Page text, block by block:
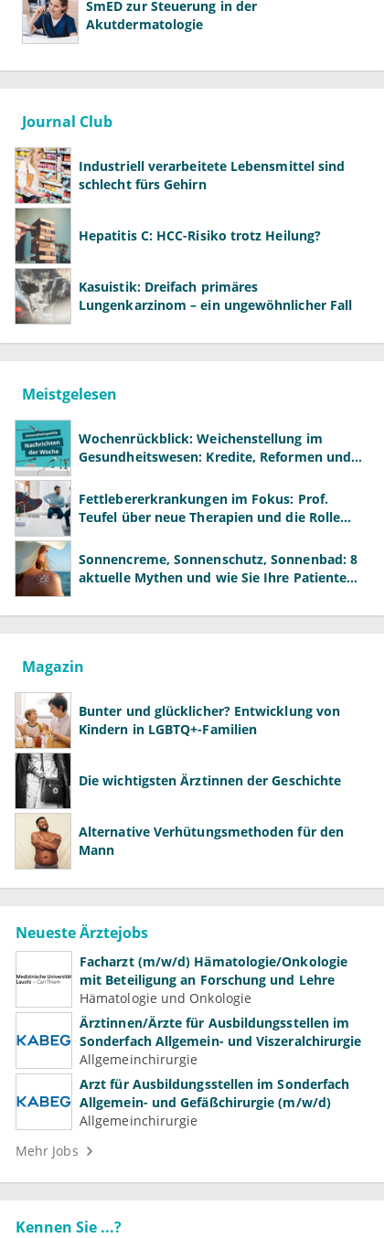
SmED zur Steuerung in der
Akutdermatologie
Journal Club
Industriell verarbeitete Lebensmittel sind
schlecht fürs Gehirn
Hepatitis C: HCC-Risiko trotz Heilung?
Kasuistik: Dreifach primäres
Lungenkarzinom – ein ungewöhnlicher Fall
Meistgelesen
Wochenrückblick: Weichenstellung im
Gesundheitswesen: Kredite, Reformen und
Fettlebererkrankungen im Fokus: Prof.
Teufel über neue Therapien und die Rolle
Sonnencreme, Sonnenschutz, Sonnenbad: 8
aktuelle Mythen und wie Sie Ihre Patienten
Magazin
Bunter und glücklicher? Entwicklung von
Kindern in LGBTQ+-Familien
Die wichtigsten Ärztinnen der Geschichte
Alternative Verhütungsmethoden für den
Mann
Neueste Ärztejobs
Facharzt (m/w/d) Hämatologie/Onkologie
mit Beteiligung an Forschung und Lehre
Hämatologie und Onkologie
Ärztinnen/Ärzte für Ausbildungsstellen im
Sonderfach Allgemein- und Viszeralchirurgie
Allgemeinchirurgie
Arzt für Ausbildungsstellen im Sonderfach
Allgemein- und Gefäßchirurgie (m/w/d)
Allgemeinchirurgie
Mehr Jobs
Kennen Sie ...?